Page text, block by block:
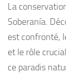
La
Soberanía.
est confronté,
et le rôle
ce paradis